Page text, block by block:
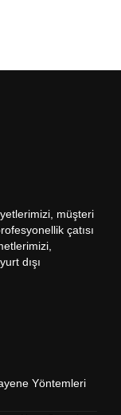
müşteri
çatısı
dışı
Yöntemleri